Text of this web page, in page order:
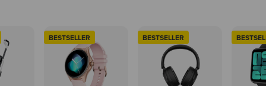
BESTSELLER BESTSELLER